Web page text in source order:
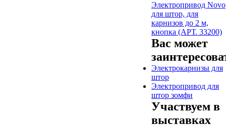
Электропривод Novo
для штор, для
карнизов до 2 м,
кнопка (АРТ. 33200)
Вас может
Электрокарнизы для
штор
Электропривод для
штор зомфи
Участвуем в
выставках